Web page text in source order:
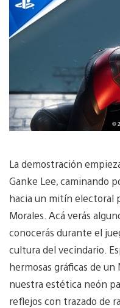
La demostración
Ganke Lee, caminando
hacia un mitín electoral
Morales. Acá verás
conocerás durante el
cultura del vecindario.
hermosas gráficas de un
nuestra estética neón
reflejos con trazado de